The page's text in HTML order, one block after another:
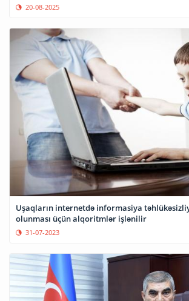
20-08-2025
Uşaqların internetdə informasiya
olunması üçün alqoritmlər işlənilir
31-07-2023